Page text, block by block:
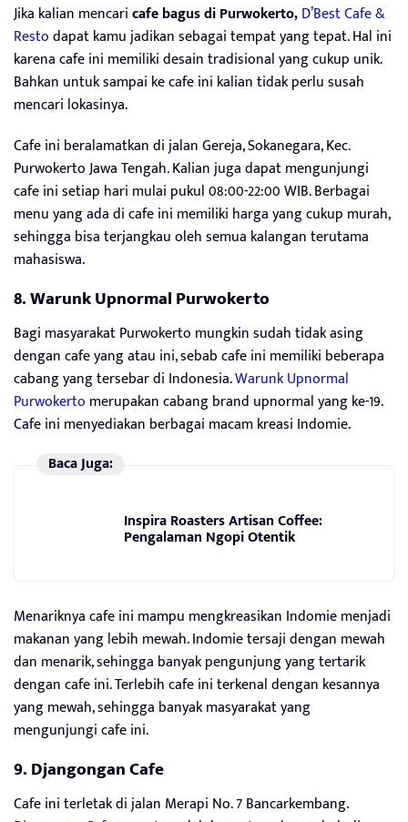
Jika kalian mencaricafe bagus di Purwokerto,D’Best Cafe &
Restodapat kamu jadikan sebagai tempat yang tepat. Hal ini
karena cafe ini memiliki desain tradisional yang cukup unik.
Bahkan untuk sampai ke cafe ini kalian tidak perlu susah
mencari lokasinya.
Cafe ini beralamatkan di jalan Gereja, Sokanegara, Kec.
Purwokerto Jawa Tengah. Kalian juga dapat mengunjungi
cafe ini setiap hari mulai pukul 08:00-22:00 WIB. Berbagai
menu yang ada di cafe ini memiliki harga yang cukup murah,
sehingga bisa terjangkau oleh semua kalangan terutama
mahasiswa.
8. Warunk Upnormal Purwokerto
Bagi masyarakat Purwokerto mungkin sudah tidak asing
dengan cafe yang atau ini, sebab cafe ini memiliki beberapa
cabang yang tersebar di Indonesia.Warunk Upnormal
Purwokerto merupakan cabang brand upnormal yang ke-19.
Cafe ini menyediakan berbagai macam kreasi Indomie.
Baca Juga:
Inspira Roasters Artisan Coffee:
Pengalaman Ngopi Otentik
Menariknya cafe ini mampu mengkreasikan Indomie menjadi
makanan yang lebih mewah. Indomie tersaji dengan mewah
dan menarik, sehingga banyak pengunjung yang tertarik
dengan cafe ini. Terlebih cafe ini terkenal dengan kesannya
yang mewah, sehingga banyak masyarakat yang
mengunjungi cafe ini.
9. Djangongan Cafe
Cafe ini terletak di jalan Merapi No. 7 Bancarkembang.